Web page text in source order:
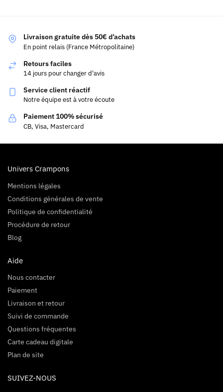
Livraison gratuite dès 50€ d’achats
En point relais (France Métropolitaine)
Retours faciles
14 jours pour changer d'avis
Service client réactif
Notre équipe est à votre écoute
Paiement 100% sécurisé
CB, Visa, Mastercard
Univers Crampons
Mentions légales
Conditions générales de vente
Politique de confidentialité
Procédure de retour
Blog
Aide
Nous contacter
Paiement
Livraison et retour
Suivi de commande
Questions fréquentes
Carte cadeau digitale
Plan de site
SUIVEZ-NOUS